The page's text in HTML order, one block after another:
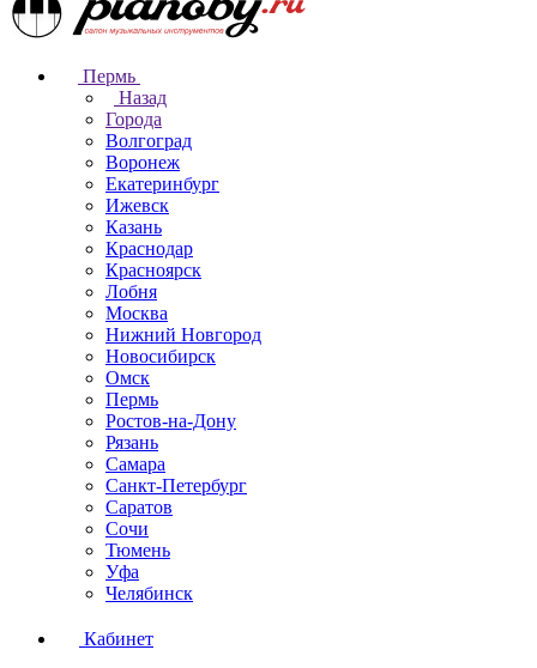
Пермь
Назад
Города
Волгоград
Воронеж
Екатеринбург
Ижевск
Казань
Краснодар
Красноярск
Лобня
Москва
Нижний Новгород
Новосибирск
Омск
Пермь
Ростов-на-Дону
Рязань
Самара
Санкт-Петербург
Саратов
Сочи
Тюмень
Уфа
Челябинск
Кабинет